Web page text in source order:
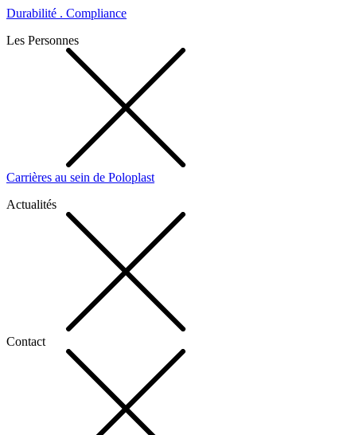
Durabilité . Compliance
Les Personnes
Carrières au sein de Poloplast
Actualités
Contact